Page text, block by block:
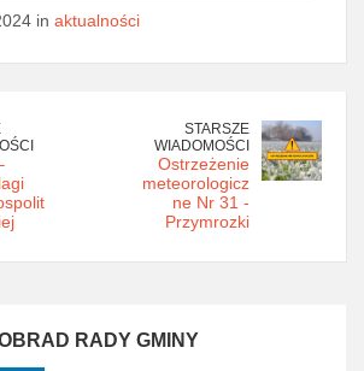
in aktualności
STARSZE
WIADOMOŚCI
Ostrzeżenie
meteorologicz
ne Nr 31 -
Przymrozki
RADY GMINY